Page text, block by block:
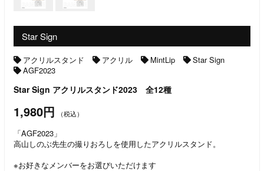
Star Sign
アクリルスタンド アクリル MintLip
Star Sign
AGF2023
Star Sign アクリルスタンド2023 全12種
1,980円 （税込）
「AGF2023」
高山しのぶ先生の撮りおろしを使用したアクリルスタンド。
※お好きなメンバーをお選びいただけます